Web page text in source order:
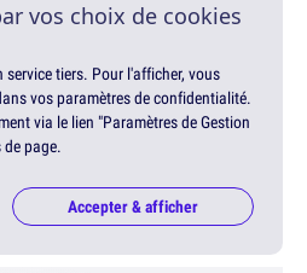
vos choix de cookies
tiers. Pour l'afficher, vous
vos paramètres de confidentialité.
via le lien "Paramètres de Gestion
page.
Accepter & afficher